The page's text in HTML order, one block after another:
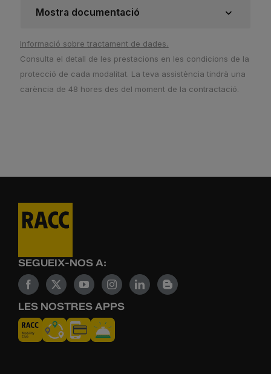
Mostra documentació
Informació sobre tractament de dades.
Consulta el detall de les prestacions en les condicions de la
protecció de cada modalitat. La teva assistència tindrà una
carència de 48 hores des del moment de la contractació.
SEGUEIX-NOS A:
LES NOSTRES APPS